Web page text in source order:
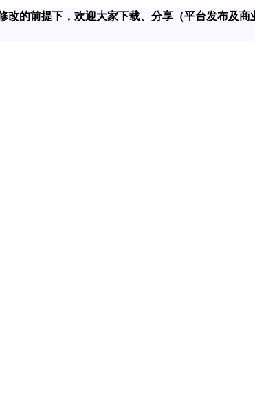
改的前提下，欢迎大家下载、分享（平台发布及商